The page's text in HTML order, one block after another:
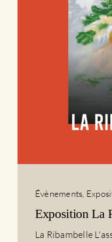
Évènements,
Exposition La
La Ribambelle